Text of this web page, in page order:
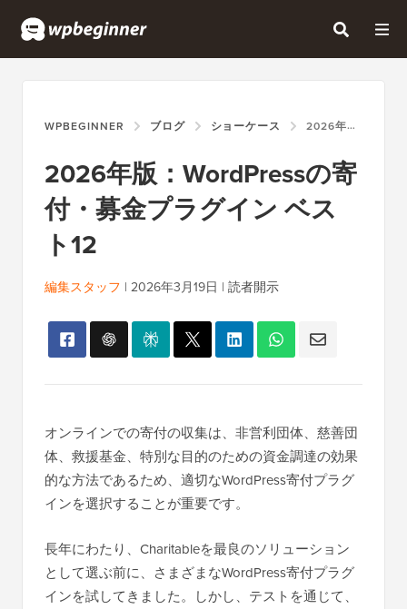
WPBEGINNER ブログ ショーケース 2026年版：WORDPRESSの寄付・募金プラグイン ベスト12
2026年版：WordPressの寄
付・募金プラグイン ベス
ト12
編集スタッフ | 2026年3月19日 | 読者開示
オンラインでの寄付の収集は、非営利団体、慈善団
体、救援基金、特別な目的のための資金調達の効果
的な方法であるため、適切なWordPress寄付プラグ
インを選択することが重要です。
長年にわたり、Charitableを最良のソリューション
として選ぶ前に、さまざまなWordPress寄付プラグ
インを試してきました。しかし、テストを通じて、